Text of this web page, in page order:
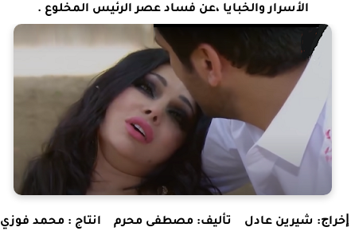
الأسرار والخبايا ،عن فساد عصر الرئيس المخلوع .
ﺇﺧﺮاﺝ: شيرين عادل ﺗﺄﻟﻴﻒ: مصطفى محرم انتاج : محمد فوزي